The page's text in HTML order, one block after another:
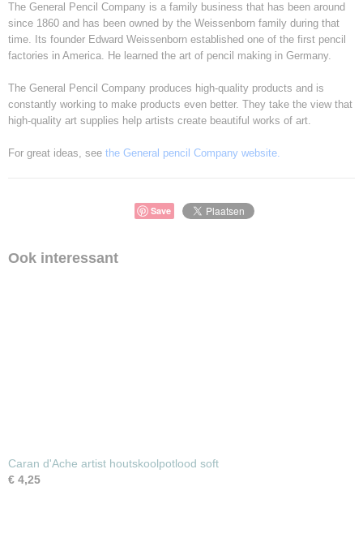
The General Pencil Company is a family business that has been around
since 1860 and has been owned by the Weissenborn family during that
time. Its founder Edward Weissenborn established one of the first pencil
factories in America. He learned the art of pencil making in Germany.
The General Pencil Company produces high-quality products and is
constantly working to make products even better. They take the view that
high-quality art supplies help artists create beautiful works of art.
For great ideas, see the General pencil Company website.
Save
Ook interessant
Caran d'Ache artist houtskoolpotlood soft
€ 4,25